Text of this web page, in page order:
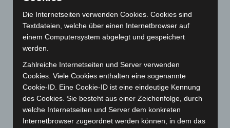
Mai 2024(149)
April 2024(102)
März 2024(103)
Februar 2024
Januar 2024 (111)
Dezember 2023 (130)
November 2023(130)
Oktober 2023(114)
Die Internetseiten verwenden Cookies. Cookies sind
Textdateien, welche über einen Internetbrowser auf
einem Computersystem abgelegt und gespeichert
werden.
Zahlreiche Internetseiten und Server verwenden
Cookies. Viele Cookies enthalten eine sogenannte
Cookie-ID. Eine Cookie-ID ist eine eindeutige Kennung
des Cookies. Sie besteht aus einer Zeichenfolge, durch
welche Internetseiten und Server dem konkreten
Internetbrowser zugeordnet werden können, in dem das